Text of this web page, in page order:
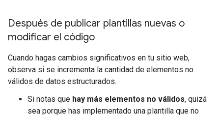
Después de publicar plantillas nuevas o
modificar el código
Cuando hagas cambios significativos en tu sitio web,
observa si se incrementa la cantidad de elementos no
válidos de datos estructurados.
Si notas que hay más elementos no válidos, quizá
sea porque has implementado una plantilla que no